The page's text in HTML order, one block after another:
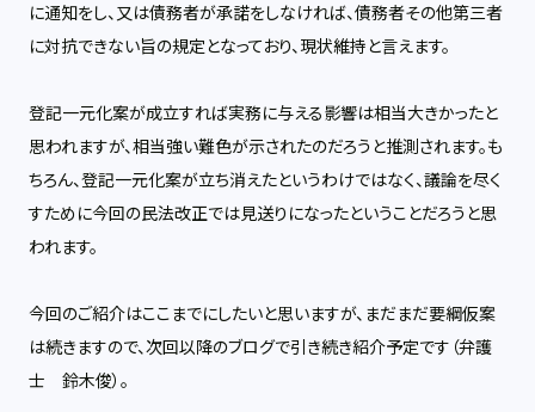
に通知をし、又は債務者が承諾をしなければ、債務者その他第三者
に対抗できない旨の規定となっており、現状維持と言えます。
登記一元化案が成立すれば実務に与える影響は相当大きかったと
思われますが、相当強い難色が示されたのだろうと推測されます。も
ちろん、登記一元化案が立ち消えたというわけではなく、議論を尽く
すために今回の民法改正では見送りになったということだろうと思
われます。
今回のご紹介はここまでにしたいと思いますが、まだまだ要綱仮案
は続きますので、次回以降のブログで引き続き紹介予定です（弁護
士 鈴木俊）。